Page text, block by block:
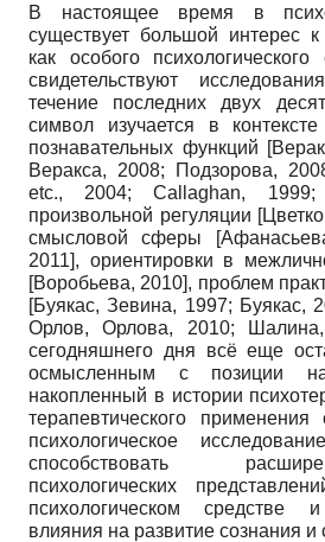
В настоящее время в
существует большой интерес
как особого
свидетельствуют
течение последних двух
символ изучается в
познавательных функций
Веракса, 2008; Подзорова,
etc., 2004;Callaghan,
произвольной регуляции
смысловой сферы
2011], ориентировки в
[Воробьева, 2010], проблем
[Буякас, Зевина, 1997; Буякас,
Орлов, Орлова, 2010;
сегодняшнего дня всё еще
осмысленным с позиции
накопленный в истории
терапевтического применения
психологическое
способствовать
психологических
психологическом средстве
влияния на развитие сознания и